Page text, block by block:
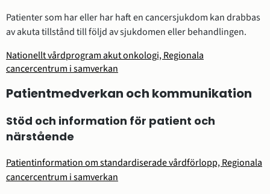
Patienter som har eller har haft en cancersjukdom kan drabbas
av akuta tillstånd till följd av sjukdomen eller behandlingen.
Nationellt vårdprogram akut onkologi, Regionala
cancercentrum i samverkan
Patientmedverkan och kommunikation
Stöd och information för patient och
närstående
Patientinformation om standardiserade vårdförlopp, Regionala
cancercentrum i samverkan